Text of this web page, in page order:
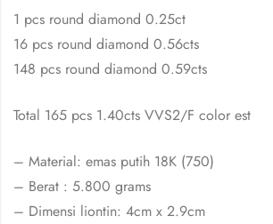
1 pcs round diamond 0.25ct
16 pcs round diamond 0.56cts
148 pcs round diamond 0.59cts
Total 165 pcs 1.40cts VVS2/F color est
– Material: emas putih 18K (750)
– Berat : 5.800 grams
– Dimensi liontin: 4cm x 2.9cm